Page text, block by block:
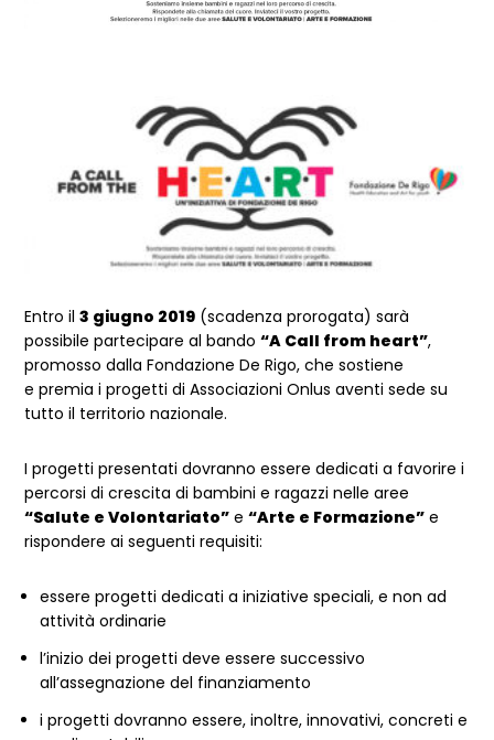
Entro il3 giugno 2019 (scadenza prorogata) sarà
possibile partecipare al bando“A Call from heart”,
promosso dalla Fondazione De Rigo, che sostiene
e premia i progetti di Associazioni Onlus aventi sede su
tutto il territorio nazionale.
I progetti presentati dovranno essere dedicati a favorire i
percorsi di crescita di bambini e ragazzi nelle aree
“Salute e Volontariato” e“Arte e Formazione” e
rispondere ai seguenti requisiti:
essere progetti dedicati a iniziative speciali, e non ad
attività ordinarie
l’inizio dei progetti deve essere successivo
all’assegnazione del finanziamento
i progetti dovranno essere, inoltre, innovativi, concreti e